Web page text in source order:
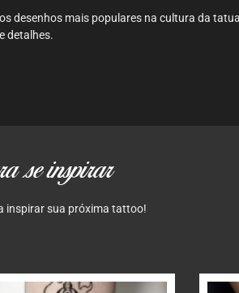
desenhos mais populares na cultura da
detalhes.
se inspirar
inspirar sua próxima tattoo!